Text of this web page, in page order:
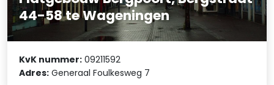
44-58 te Wageningen
KvK nummer: 09211592
Adres: Generaal Foulkesweg 7